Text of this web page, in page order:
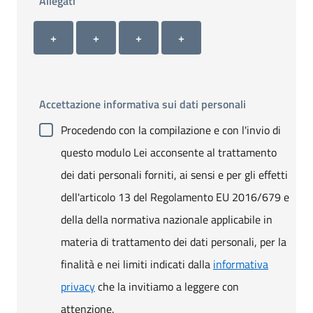
Allegato 1
+
Allegato 2
+
Allegato 3
+
Allegato 4
+
Accettazione informativa sui dati personali
Procedendo con la compilazione e con l'invio di
questo modulo Lei acconsente al trattamento
dei dati personali forniti, ai sensi e per gli effetti
dell'articolo 13 del Regolamento EU 2016/679 e
della della normativa nazionale applicabile in
materia di trattamento dei dati personali, per la
finalità e nei limiti indicati dalla informativa
privacyche la invitiamo a leggere con
attenzione.